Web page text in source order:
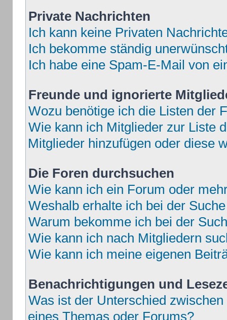
Private Nachrichten
Ich kann keine Privaten
Ich bekomme ständig
Ich habe eine Spam-E-Mail von
Freunde und ignorierte
Wozu benötige ich die Listen der
Wie kann ich Mitglieder zur Liste
Mitglieder hinzufügen oder diese
Die Foren durchsuchen
Wie kann ich ein Forum oder
Weshalb erhalte ich bei der
Warum bekomme ich bei der
Wie kann ich nach Mitgliedern
Wie kann ich meine eigenen
Benachrichtigungen und
Was ist der Unterschied
eines Themas oder Forums?